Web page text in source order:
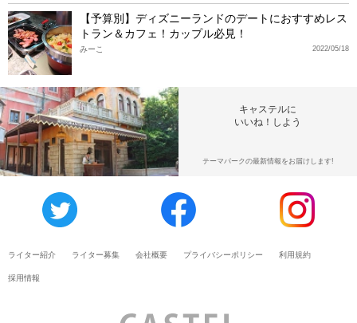
【予算別】ディズニーランドのデートにおすすめレス
トラン＆カフェ！カップル必見！
2022/05/18
みーこ
キャステルに
いいね！しよう
テーマパークの最新情報をお届けします!
ライター紹介 ライター募集 会社概要 プライバシーポリシー 利用規約
採用情報